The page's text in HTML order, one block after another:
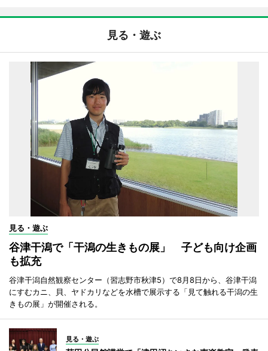
見る・遊ぶ
見る・遊ぶ
谷津干潟で「干潟の生きもの展」 子ども向け企画
も拡充
谷津干潟自然観察センター（習志野市秋津5）で8月8日から、谷津干潟
にすむカニ、貝、ヤドカリなどを水槽で展示する「見て触れる干潟の生
きもの展」が開催される。
見る・遊ぶ